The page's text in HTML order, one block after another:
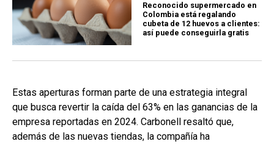
Reconocido supermercado en
Colombia está regalando
cubeta de 12 huevos a clientes:
así puede conseguirla gratis
Estas aperturas forman parte de una estrategia integral
que busca revertir la caída del 63% en las ganancias de la
empresa reportadas en 2024. Carbonell resaltó que,
además de las nuevas tiendas, la compañía ha